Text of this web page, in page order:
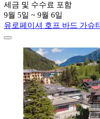
세금 및 수수료 포함
9월 5일 ~ 9월 6일
유로페이셔 호프 바드 가슈